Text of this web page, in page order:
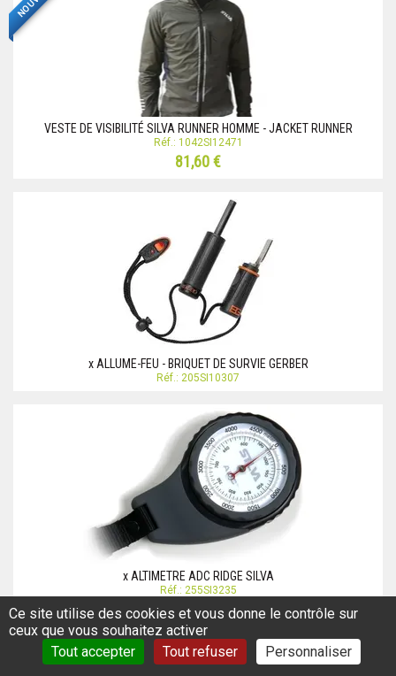
VESTE DE VISIBILITÉ SILVA RUNNER HOMME - JACKET RUNNER
Réf.: 1042SI12471
81,60 €
x ALLUME-FEU - BRIQUET DE SURVIE GERBER
Réf.: 205SI10307
x ALTIMETRE ADC RIDGE SILVA
Réf.: 255SI3235
Ce site utilise des cookies et vous donne le contrôle sur
ceux que vous souhaitez activer
Tout accepter
Tout refuser Personnaliser